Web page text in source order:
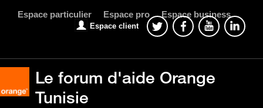
Espace particulier Espace pro Espace business
Espace client
Le forum d'aide Orange
Tunisie